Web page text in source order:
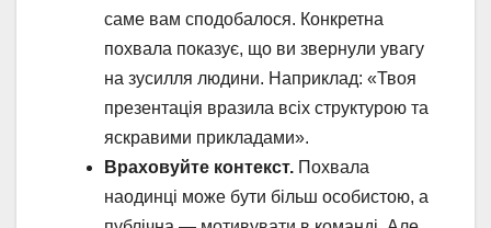
саме вам сподобалося. Конкретна
похвала показує, що ви звернули увагу
на зусилля людини. Наприклад: «Твоя
презентація вразила всіх структурою та
яскравими прикладами».
Враховуйте контекст. Похвала
наодинці може бути більш особистою, а